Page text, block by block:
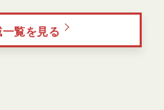
覧を見る